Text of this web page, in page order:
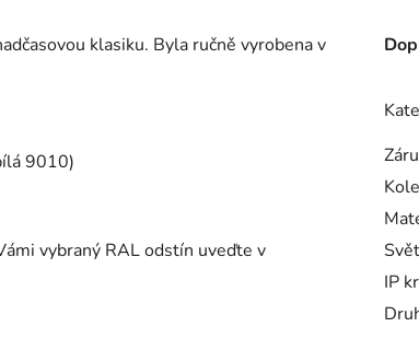
klasiku. Byla ručně vyrobena v
9010)
vybraný RAL odstín uveďte v
IP